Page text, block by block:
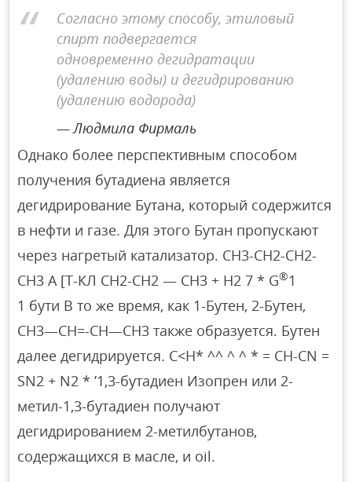
Согласно этому способу, этиловый
спирт подвергается
одновременно дегидратации
(удалению воды) и дегидрированию
(удалению водорода)
Людмила Фирмаль
Однако более перспективным способом
получения бутадиена является
дегидрирование Бутана, который содержится
в нефти и газе. Для этого Бутан пропускают
через нагретый катализатор. СН3-СН2-СН2-
СН3 А [Т-КЛ СН2-СН2 — СН3 + Н2 7 * G®1
1 бути В то же время, как 1-Бутен, 2-Бутен,
СН3—СН=-СН—СН3 также образуется. Бутен
далее дегидрируется. С<Н* ^^ ^ ^ * = СН-CN =
SN2 + N2 * ’1,3-бутадиен Изопрен или 2-
метил-1,3-бутадиен получают
дегидрированием 2-метилбутанов,
содержащихся в масле, и oil.